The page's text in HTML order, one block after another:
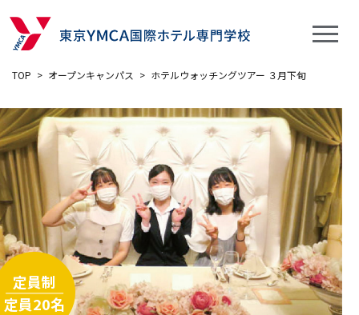
TOP > オープンキャンパス > ホテルウォッチングツアー ３月下旬
定員制
定員20名